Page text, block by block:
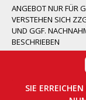
springen
ANGEBOT NUR FÜR
VERSTEHEN SICH
UND GGF.
BESCHRIEBEN
SIE